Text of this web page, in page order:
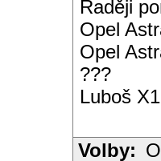
Raději
Opel
Opel
???
Luboš
Volby: